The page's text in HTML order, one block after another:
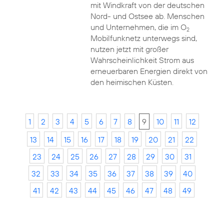
mit Windkraft von der deutschen
Nord- und Ostsee ab. Menschen
und Unternehmen, die im O2
Mobilfunknetz unterwegs sind,
nutzen jetzt mit großer
Wahrscheinlichkeit Strom aus
erneuerbaren Energien direkt von
den heimischen Küsten.
1 2 3 4 5 6 7 8 9 10 11
12
13
14 15 16 17 18 19 20 21
22
23
24 25 26 27 28 29 30
31
32
33 34 35 36 37 38 39
40
41
42 43 44 45 46 47 48
49